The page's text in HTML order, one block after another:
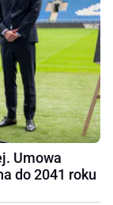
Umowa
do 2041 roku